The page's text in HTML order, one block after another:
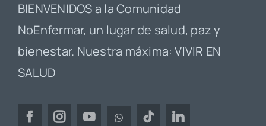
BIENVENIDOS a la Comunidad
NoEnfermar, un lugar de salud, paz y
bienestar. Nuestra máxima: VIVIR EN
SALUD